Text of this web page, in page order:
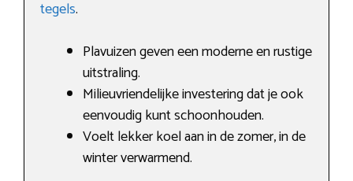
tegels.
Plavuizen geven een moderne en rustige
uitstraling.
Milieuvriendelijke investering dat je ook
eenvoudig kunt schoonhouden.
Voelt lekker koel aan in de zomer, in de
winter verwarmend.